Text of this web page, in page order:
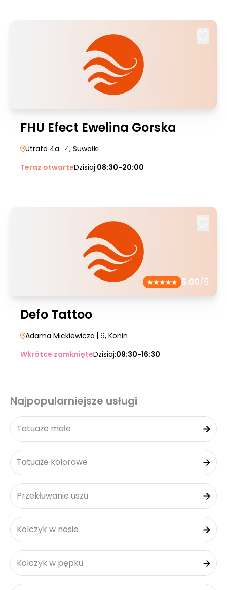
FHU Efect Ewelina Gorska
Utrata 4a | 4, Suwałki
Teraz otwarteDzisiaj:08:30-20:00
5.00/5
Defo Tattoo
Adama Mickiewicza | 9, Konin
Wkrótce zamknięteDzisiaj:09:30-16:30
Najpopularniejsze usługi
Tatuaże małe
Tatuaże kolorowe
Przekłuwanie uszu
Kolczyk w nosie
Kolczyk w pępku